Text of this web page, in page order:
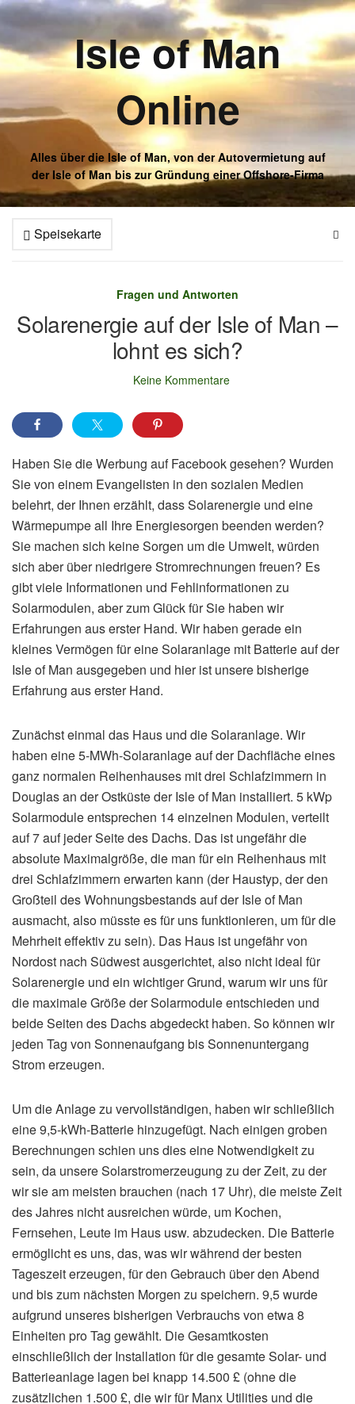
Isle of Man
Online
Alles über die Isle of Man, von der Autovermietung auf
der Isle of Man bis zur Gründung einer Offshore-Firma
Speisekarte
Fragen und Antworten
Solarenergie auf der Isle of Man –
lohnt es sich?
Keine Kommentare
Haben Sie die Werbung auf Facebook gesehen? Wurden
Sie von einem Evangelisten in den sozialen Medien
belehrt, der Ihnen erzählt, dass Solarenergie und eine
Wärmepumpe all Ihre Energiesorgen beenden werden?
Sie machen sich keine Sorgen um die Umwelt, würden
sich aber über niedrigere Stromrechnungen freuen? Es
gibt viele Informationen und Fehlinformationen zu
Solarmodulen, aber zum Glück für Sie haben wir
Erfahrungen aus erster Hand. Wir haben gerade ein
kleines Vermögen für eine Solaranlage mit Batterie auf der
Isle of Man ausgegeben und hier ist unsere bisherige
Erfahrung aus erster Hand.
Zunächst einmal das Haus und die Solaranlage. Wir
haben eine 5-MWh-Solaranlage auf der Dachfläche eines
ganz normalen Reihenhauses mit drei Schlafzimmern in
Douglas an der Ostküste der Isle of Man installiert. 5 kWp
Solarmodule entsprechen 14 einzelnen Modulen, verteilt
auf 7 auf jeder Seite des Dachs. Das ist ungefähr die
absolute Maximalgröße, die man für ein Reihenhaus mit
drei Schlafzimmern erwarten kann (der Haustyp, der den
Großteil des Wohnungsbestands auf der Isle of Man
ausmacht, also müsste es für uns funktionieren, um für die
Mehrheit effektiv zu sein). Das Haus ist ungefähr von
Nordost nach Südwest ausgerichtet, also nicht ideal für
Solarenergie und ein wichtiger Grund, warum wir uns für
die maximale Größe der Solarmodule entschieden und
beide Seiten des Dachs abgedeckt haben. So können wir
jeden Tag von Sonnenaufgang bis Sonnenuntergang
Strom erzeugen.
Um die Anlage zu vervollständigen, haben wir schließlich
eine 9,5-kWh-Batterie hinzugefügt. Nach einigen groben
Berechnungen schien uns dies eine Notwendigkeit zu
sein, da unsere Solarstromerzeugung zu der Zeit, zu der
wir sie am meisten brauchen (nach 17 Uhr), die meiste Zeit
des Jahres nicht ausreichen würde, um Kochen,
Fernsehen, Leute im Haus usw. abzudecken. Die Batterie
ermöglicht es uns, das, was wir während der besten
Tageszeit erzeugen, für den Gebrauch über den Abend
und bis zum nächsten Morgen zu speichern. 9,5 wurde
aufgrund unseres bisherigen Verbrauchs von etwa 8
Einheiten pro Tag gewählt. Die Gesamtkosten
einschließlich der Installation für die gesamte Solar- und
Batterieanlage lagen bei knapp 14.500 £ (ohne die
zusätzlichen 1.500 £, die wir für Manx Utilities und die